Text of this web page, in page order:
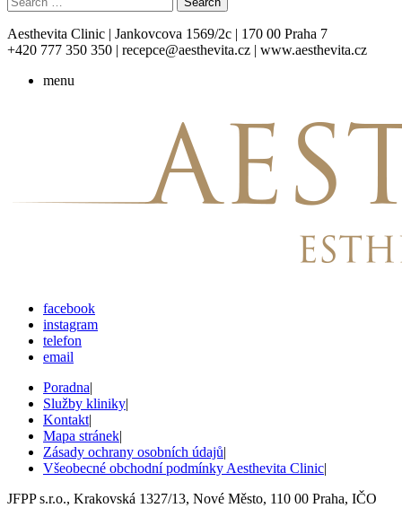
Aesthevita Clinic | Jankovcova 1569/2c | 170 00 Praha 7
+420 777 350 350 | recepce@aesthevita.cz | www.aesthevita.cz
menu
facebook
instagram
telefon
email
Poradna|
Služby kliniky|
Kontakt|
Mapa stránek|
Zásady ochrany osobních údajů|
Všeobecné obchodní podmínky Aesthevita Clinic|
JFPP s.r.o., Krakovská 1327/13, Nové Město, 110 00 Praha, IČO